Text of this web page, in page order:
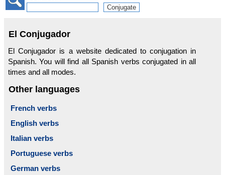
El Conjugador
El Conjugador is a website dedicated to conjugation in
Spanish. You will find all Spanish verbs conjugated in all
times and all modes.
Other languages
French verbs
English verbs
Italian verbs
Portuguese verbs
German verbs